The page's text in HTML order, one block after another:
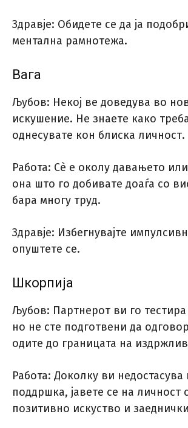
Здравје: Обидете се да ја
ментална рамнотежа.
Вага
Љубов: Некој ве доведува во
искушение. Не знаете како
однесувате кон блиска личност.
Работа: Сè е околу давањето
она што го добивате доаѓа со
бара многу труд.
Здравје: Избегнувајте
опуштете се.
Шкорпија
Љубов: Партнерот ви го
но не сте подготвени да
одите до границата на
Работа: Доколку ви недостасува
поддршка, јавете се на личност
позитивно искуство и